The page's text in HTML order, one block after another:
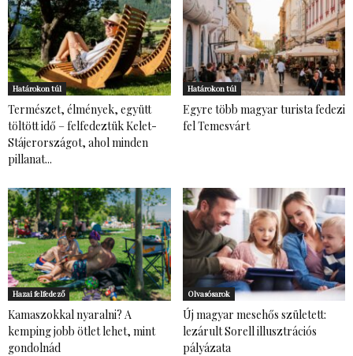
Határokon túl
Természet, élmények, együtt
töltött idő – felfedeztük Kelet-
Stájerországot, ahol minden
pillanat...
Határokon túl
Egyre több magyar turista fedezi
fel Temesvárt
Hazai felfedező
Kamaszokkal nyaralni? A
kemping jobb ötlet lehet, mint
gondolnád
Olvasósarok
Új magyar mesehős született:
lezárult Sorell illusztrációs
pályázata